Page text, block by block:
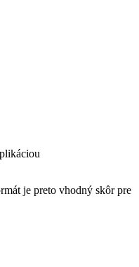
je preto vhodný skôr pre